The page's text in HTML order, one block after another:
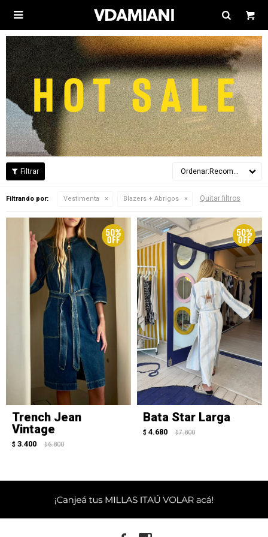

Recomendados
Filtrando por: Vestimenta Blazers + Abrigos Quitar filtros
Trench Jean
Vintage
$ 3.400 $ 6.800
Bata Star Larga
$ 4.680 $ 7.800